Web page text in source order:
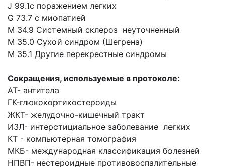
J 99.1с поражением легких
G 73.7 с миопатией
М 34.9 Системный склероз неуточненный
М 35.0 Сухой синдром (Шегрена)
М 35.1 Другие перекрестные синдромы
Сокращения, используемые в протоколе:
АТ- антитела
ГК-глюкокортикостероиды
ЖКТ- желудочно-кишечный тракт
ИЗЛ- интерстициальное заболевание легких
КТ - компьютерная томография
МКБ- международная классификация болезней
НПВП- нестероидные противовоспалительные